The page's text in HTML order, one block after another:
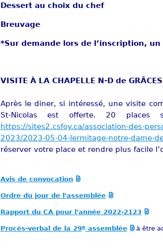
Dessert au choix du chef
Breuvage
*Sur demande lors de l’inscription,
VISITE À LA CHAPELLE N-D de
Après le diner, si intéressé, une visite
St-Nicolas est offerte. 20
https://sites2.csfoy.ca/association-des-
2023/2023-05-04-lermitage-notre-dame-
réserver votre place et rendre plus facile
Avis de convocation
Ordre du jour de l'assemblée
Rapport du CA pour l'année 2022-2123
Procès-verbal de la 29eassemblée à être